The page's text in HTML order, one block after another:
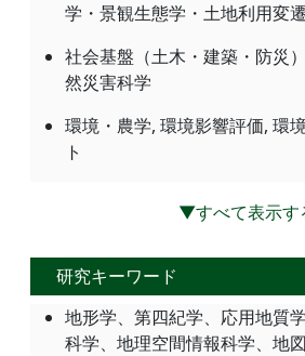
学・景観生態学・土地利用変遷
社会基盤（土木・建築・防災
然災害科学
環境・農学, 環境影響評価, 環
ト
▼すべて表示す
研究キーワード
地形学、第四紀学、応用地質
科学、地理空間情報科学、地